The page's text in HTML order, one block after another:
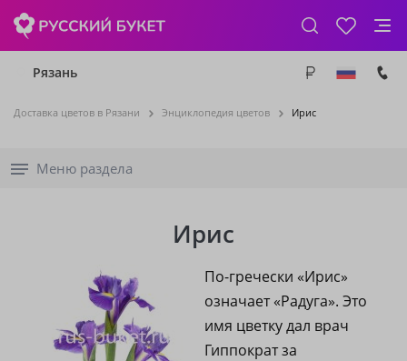
Рязань
Доставка цветов в Рязани Энциклопедия цветов Ирис
Меню раздела
Ирис
По-гречески «Ирис»
означает «Радуга». Это
имя цветку дал врач
Гиппократ за